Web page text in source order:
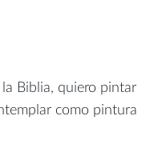
Biblia, quiero pintar
como pintura